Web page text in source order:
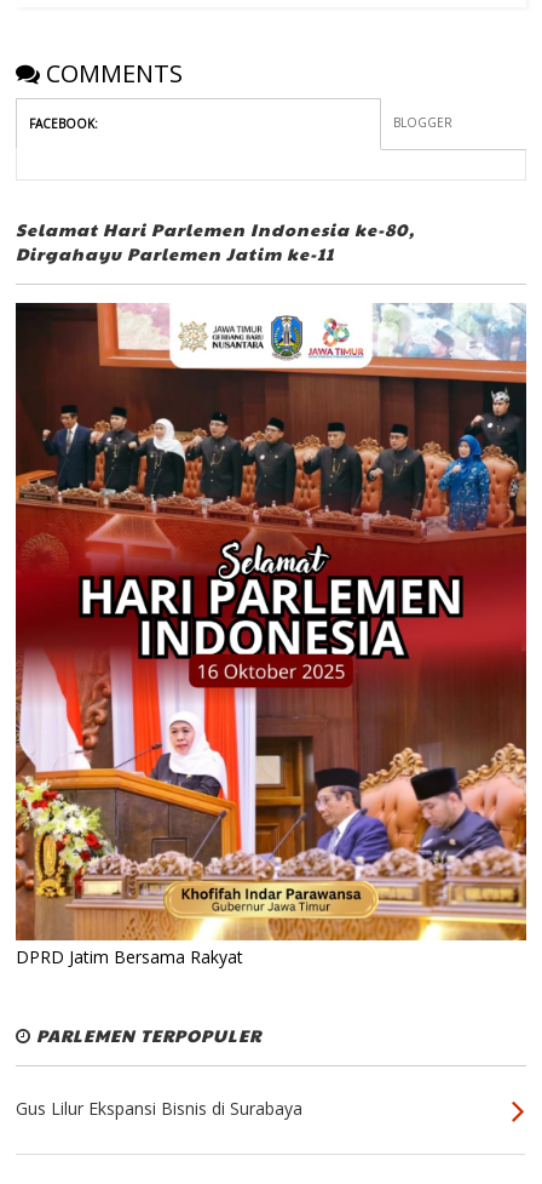
COMMENTS
FACEBOOK: BLOGGER
Selamat Hari Parlemen Indonesia ke-80,
Dirgahayu Parlemen Jatim ke-11
DPRD Jatim Bersama Rakyat
PARLEMEN TERPOPULER
Gus Lilur Ekspansi Bisnis di Surabaya